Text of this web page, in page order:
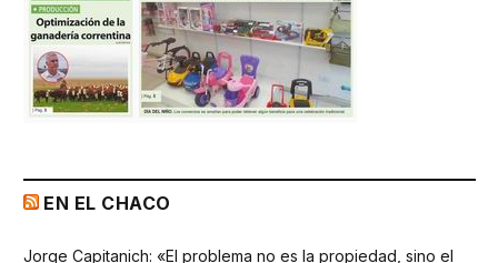
EN EL CHACO
Jorge Capitanich: «El problema no es la propiedad, sino el